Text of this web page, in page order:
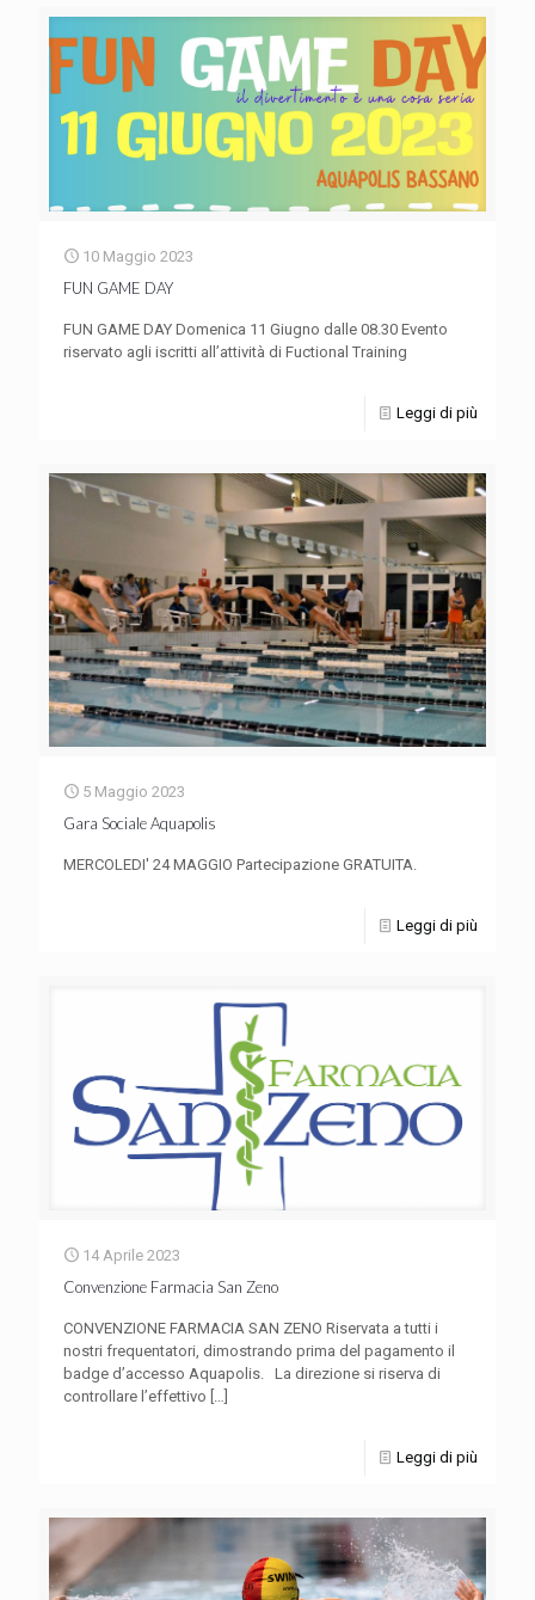
10 Maggio 2023
FUN GAME DAY
FUN GAME DAY Domenica 11 Giugno dalle 08.30 Evento
riservato agli iscritti all’attività di Fuctional Training
Leggi di più
5 Maggio 2023
Gara Sociale Aquapolis
MERCOLEDI' 24 MAGGIO Partecipazione GRATUITA.
Leggi di più
14 Aprile 2023
Convenzione Farmacia San Zeno
CONVENZIONE FARMACIA SAN ZENO Riservata a tutti i
nostri frequentatori, dimostrando prima del pagamento il
badge d’accesso Aquapolis. La direzione si riserva di
controllare l’effettivo
Leggi di più